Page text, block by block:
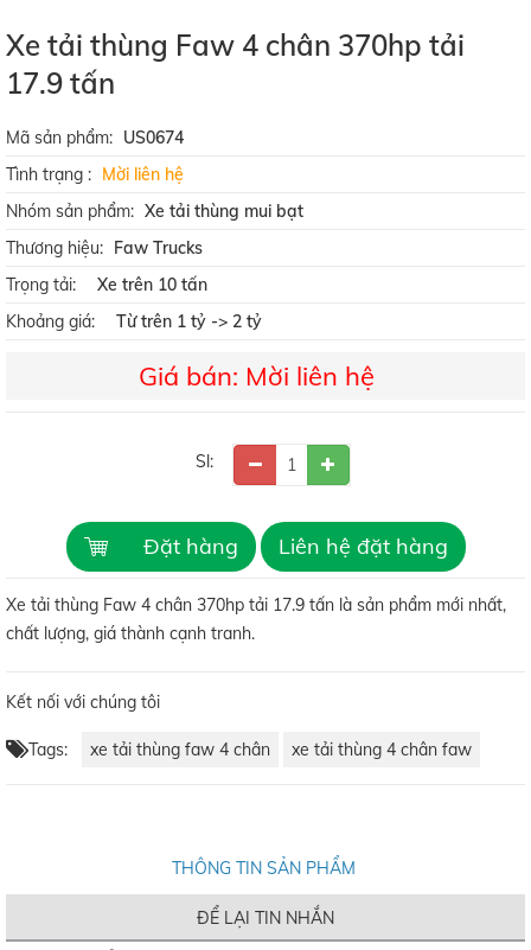
Xe tải thùng Faw 4 chân 370hp tải
17.9 tấn
Mã sản phẩm: US0674
Tình trạng : Mời liên hệ
Nhóm sản phẩm: Xe tải thùng mui bạt
Thương hiệu: Faw Trucks
Trọng tải:
Xe trên 10 tấn
Khoảng giá:
Từ trên 1 tỷ -> 2 tỷ
Giá bán: Mời liên hệ
Sl:
Đặt hàng Liên hệ đặt hàng
Xe tải thùng Faw 4 chân 370hp tải 17.9 tấn là sản phẩm mới nhất,
chất lượng, giá thành cạnh tranh.
Kết nối với chúng tôi
Tags: xe tải thùng faw 4 chân xe tải thùng 4 chân faw
THÔNG TIN SẢN PHẨM
ĐỂ LẠI TIN NHẮN